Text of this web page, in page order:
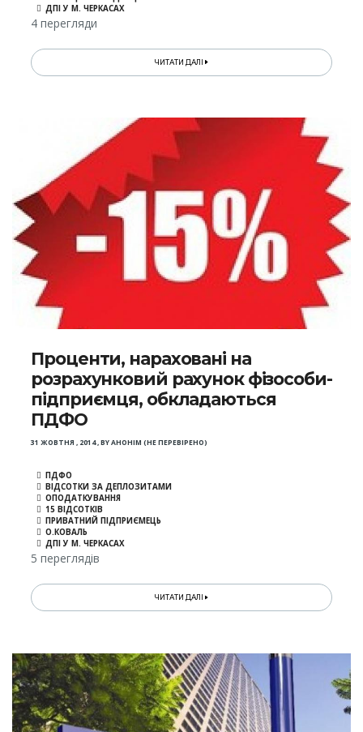
ДПІ У М. ЧЕРКАСАХ
4 перегляди
ЧИТАТИ ДАЛІ
Проценти, нараховані на
розрахунковий рахунок фізособи-
підприємця, обкладаються
ПДФО
31 ЖОВТНЯ , 2014,BYАНОНІМ (НЕ ПЕРЕВІРЕНО)
ПДФО
ВІДСОТКИ ЗА ДЕПЛОЗИТАМИ
ОПОДАТКУВАННЯ
15 ВІДСОТКІВ
ПРИВАТНИЙ ПІДПРИЄМЕЦЬ
О.КОВАЛЬ
ДПІ У М. ЧЕРКАСАХ
5 переглядів
ЧИТАТИ ДАЛІ